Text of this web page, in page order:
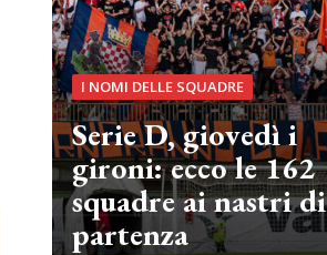
I NOMI DELLE SQUADRE
Serie D, giovedì i
gironi: ecco le 162
squadre ai nastri di
partenza